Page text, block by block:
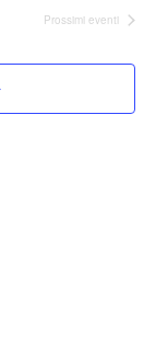
e
viste
Prossimi eventi